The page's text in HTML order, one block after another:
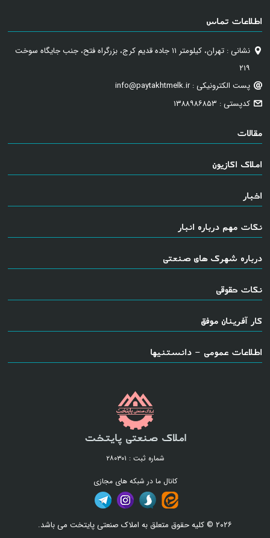
اطلاعات تماس
نشانی : تهران، کیلومتر ۱۱ جاده قدیم کرج، بزرگراه فتح، جنب جایگاه سوخت
۲۱۹
پست الکترونیکی : info@paytakhtmelk.ir
کدپستی : ۱۳۸۸۹۸۶۸۵۳
مقالات
املاک اکازیون
اخبار
نکات مهم درباره انبار
درباره شهرک های صنعتی
نکات حقوقی
کار آفرینان موفق
اطلاعات عمومی - دانستنیها
املاک صنعتی پایتخت
شماره ثبت : ۲۸۰۳۰۱
کانال ما در شبکه های مجازی
۲۰۲۶ © کلیه حقوق متعلق به املاک صنعتی پایتخت می باشد.